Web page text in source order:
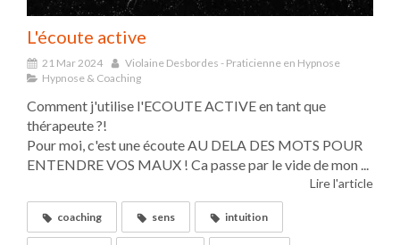
L'écoute active
21 Mar 2024
Violaine Desbordes - Praticienne en Hypnose
Hypnose & Coaching
Comment j'utilise l'ECOUTE ACTIVE en tant que
thérapeute ?!
Pour moi, c'est une écoute AU DELA DES MOTS POUR
ENTENDRE VOS MAUX ! Ca passe par le vide de mon ...
Lire l'article
coaching sens intuition